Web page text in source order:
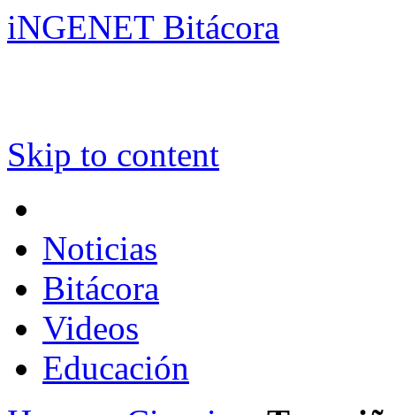
iNGENET Bitácora
Skip to content
Noticias
Bitácora
Videos
Educación